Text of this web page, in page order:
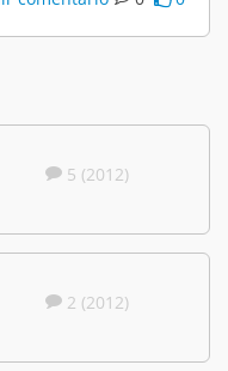
5 (2012)
2 (2012)